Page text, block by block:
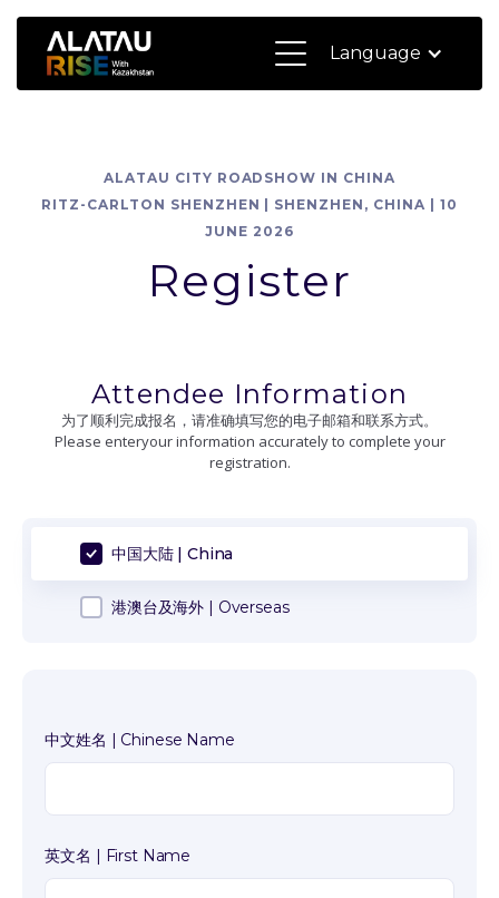
Language
ALATAU CITY ROADSHOW IN CHINA
RITZ-CARLTON SHENZHEN | SHENZHEN, CHINA | 10
JUNE 2026
Register
Attendee Information
为了顺利完成报名，请准确填写您的电子邮箱和联系方式。
Please enteryour information accurately to complete your
registration.
中国大陆 | China
港澳台及海外 | Overseas
中文姓名 | Chinese Name
英文名 | First Name